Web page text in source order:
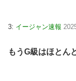
3: イージャン速報
もうG級はほとん